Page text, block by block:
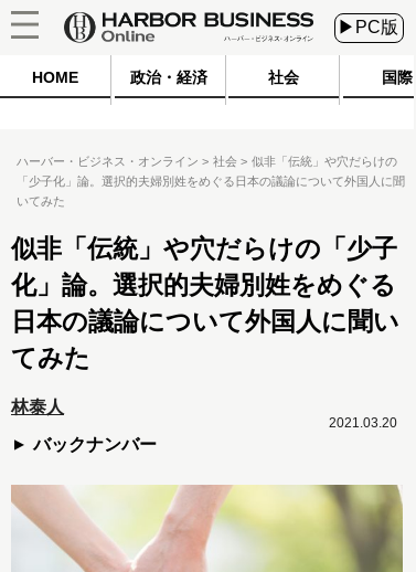
▶PC版
HOME 政治・経済 社会 国際
ハーバー・ビジネス・オンライン 社会
似非「伝統」や穴だらけの
「少子化」論。選択的夫婦別姓をめぐる日本の議論について外国人に聞
いてみた
似非「伝統」や穴だらけの「少子
化」論。選択的夫婦別姓をめぐる
日本の議論について外国人に聞い
てみた
林泰人
バックナンバー
2021.03.20